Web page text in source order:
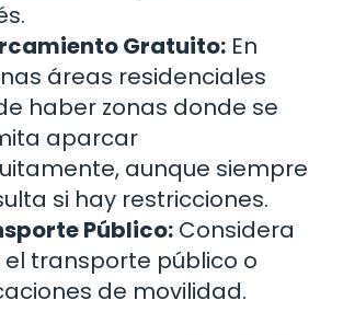
Gratuito: En
áreas residenciales
haber zonas donde se
aparcar
aunque siempre
si hay restricciones.
Público: Considera
el transporte público o
de movilidad.